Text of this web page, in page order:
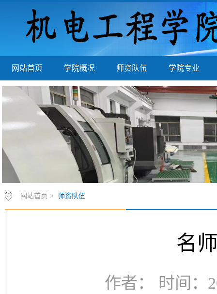
网站首页 学院概况 师资队伍 学院专业
网站首页 > 师资队伍
名
作者： 时间：